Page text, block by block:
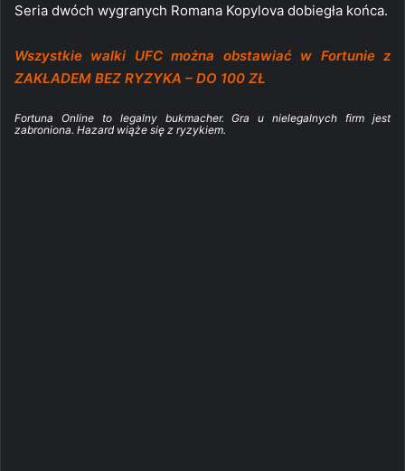
Seria dwóch wygranych Romana Kopylova dobiegła końca.
Wszystkie walki UFC można obstawiać w Fortunie z
ZAKŁADEM BEZ RYZYKA – DO 100 ZŁ
Fortuna Online to legalny bukmacher. Gra u nielegalnych firm jest
zabroniona. Hazard wiąże się z ryzykiem.